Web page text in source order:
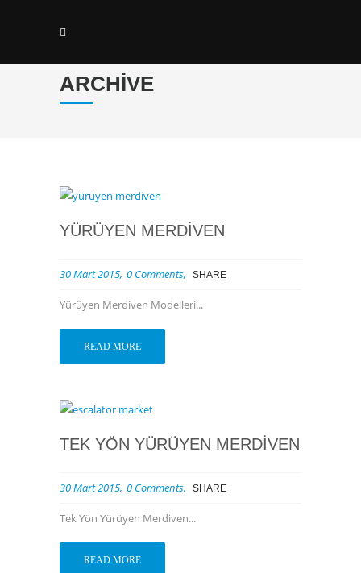
ARCHIVE
YÜRÜYEN MERDIVEN
30 Mart 2015 0 Comments SHARE
Yürüyen Merdiven Modelleri...
READ MORE
TEK YÖN YÜRÜYEN MERDIVEN
30 Mart 2015 0 Comments SHARE
Tek Yön Yürüyen Merdiven...
READ MORE